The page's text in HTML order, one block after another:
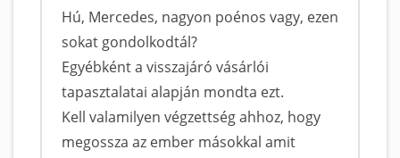
Hú, Mercedes, nagyon poénos vagy, ezen
sokat gondolkodtál?
Egyébként a visszajáró vásárlói
tapasztalatai alapján mondta ezt.
Kell valamilyen végzettség ahhoz, hogy
megossza az ember másokkal amit